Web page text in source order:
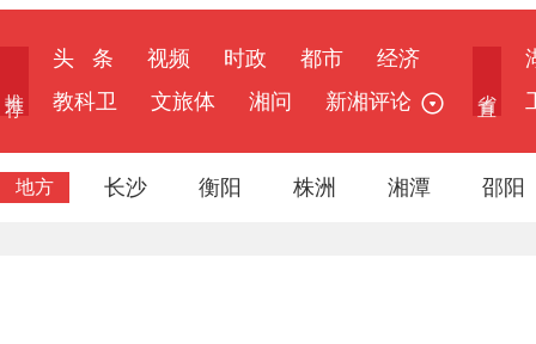
头 条 视频 时政 都市
经济
教科卫
文旅体 湘问 新湘评论
地方 长沙 衡阳 株洲 湘潭 邵阳